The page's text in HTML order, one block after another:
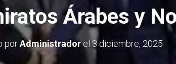
Árabes y
porAdministradorel3 diciembre, 2025